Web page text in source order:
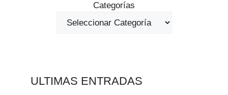
Categorías
ULTIMAS ENTRADAS